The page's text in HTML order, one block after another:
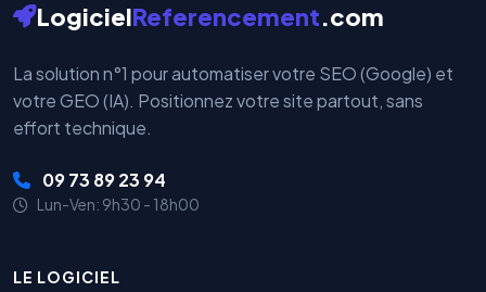
LogicielReferencement.com
La solution n°1 pour automatiser votre SEO (Google) et
votre GEO (IA). Positionnez votre site partout, sans
effort technique.
09 73 89 23 94
Lun-Ven: 9h30 - 18h00
LE LOGICIEL